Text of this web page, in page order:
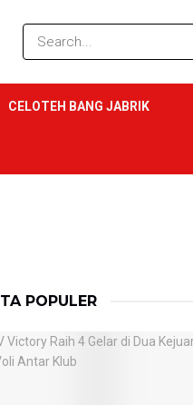
CELOTEH BANG JABRIK
POPULER